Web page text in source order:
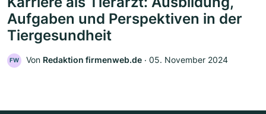
Aufgaben und Perspektiven in der
Tiergesundheit
FW Von Redaktion firmenweb.de ‧ 05. November 2024